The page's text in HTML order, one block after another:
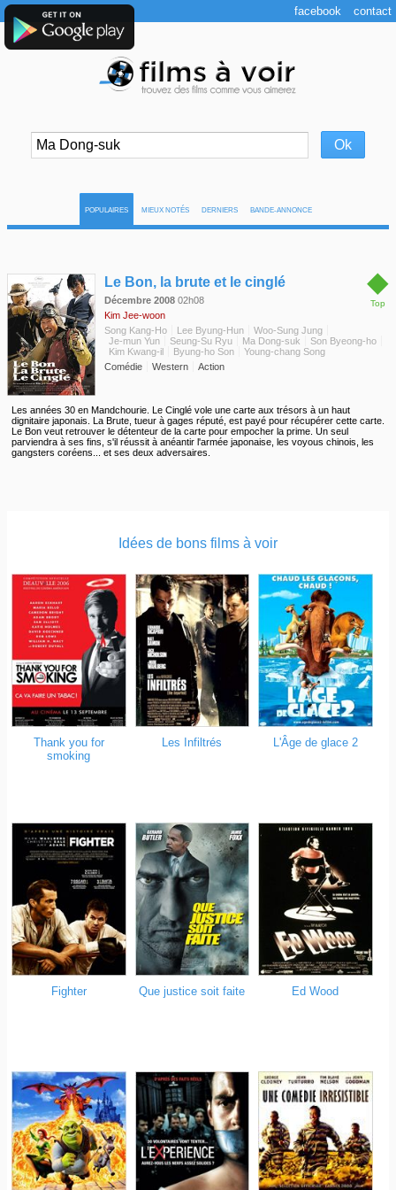
POPULAIRES MIEUX NOTÉS DERNIERS BANDE-ANNONCE
◆
Top
Le Bon, la brute et le cinglé
Décembre 2008 02h08
Kim Jee-woon
Song Kang-Ho
Lee Byung-Hun
Woo-Sung Jung
Je-mun Yun
Seung-Su Ryu Ma Dong-suk
Son Byeong-ho
Kim Kwang-il
Byung-ho Son
Young-chang Song
Comédie
Western Action
Les années 30 en Mandchourie. Le Cinglé vole une carte aux trésors à un haut
dignitaire japonais. La Brute, tueur à gages réputé, est payé pour récupérer cette carte.
Le Bon veut retrouver le détenteur de la carte pour empocher la prime. Un seul
parviendra à ses fins, s'il réussit à anéantir l'armée japonaise, les voyous chinois, les
gangsters coréens... et ses deux adversaires.
Idées de bons films à voir
Thank you for
smoking
Les Infiltrés L'Âge de glace 2
Fighter Que justice soit faite Ed Wood
facebook contact